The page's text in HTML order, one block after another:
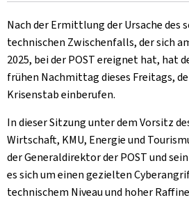
Nach der Ermittlung der Ursache des
technischen Zwischenfalls, der sich
2025, bei der POST ereignet hat, hat
frühen Nachmittag dieses Freitags,
Krisenstab einberufen.
In dieser Sitzung unter dem Vorsitz
Wirtschaft, KMU, Energie und
der Generaldirektor der POST und
es sich um einen gezielten
technischem Niveau und hoher